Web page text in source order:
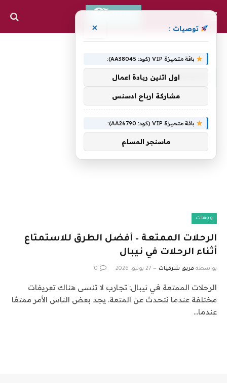
الممتعة
وجهات
الرحلات الممتعة – أفضل الطرق للاستمتاع
أثناء الرحلات في نيبال
بواسطة فريق شرقيات 27 يونيو، 2026 0
الرحلات الممتعة في نيبال: تجارب لا تنسى هناك تعريفات
مختلفة عندما نتحدث عن المتعة. يجد بعض الناس الأمر ممتعًا
عندما…
توصيات : ×
باقة متميزة VIP (كود: AA38045):
اول اثنين ريادة اعمال
مشاركة ارباح ادسنس
باقة متميزة VIP (كود: AA26790):
ماسنجر المسلم